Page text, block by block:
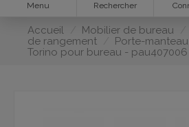
Menu Rechercher
Accueil Mobilier de bureau
de rangement
Porte-
Torino pour bureau - pau407006